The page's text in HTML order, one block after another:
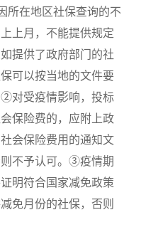
所在地区社保查询的不
上月，不能提供规定
提供了政府部门的社
可以按当地的文件要
对受疫情影响，投标
保险费的，应附上政
会保险费用的通知文
不予认可。③疫情期
明符合国家减免政策
免月份的社保，否则